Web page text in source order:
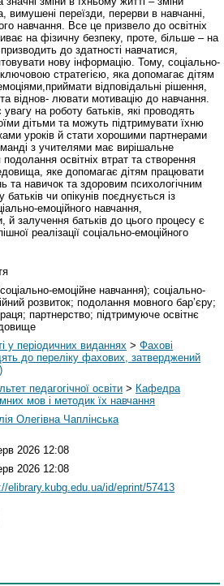
переїзди, перерви в навчанні,
навчання. Все це призвело до освітніх
на фізичну безпеку, проте, більше – на
до здатності навчатися,
нову інформацію. Тому, соціально-
стратегією, яка допомагає дітям
відповідальні рішення,
віднов- лювати мотивацію до навчання.
на роботу батьків, які проводять
дітьми та можуть підтримувати їхню
уроків й стати хорошими партнерами
з учителями має вирішальне
освітніх втрат та створення
яке допомагає дітям працювати
та навичок та здоровим психологічним
чи опікунів поєднується із
емоційного навчання,
й залучення батьків до цього процесу є
реалізації соціально-емоційного
емоційне навчання); соціально-
розвиток; подолання мовного бар’єру;
партнерство; підтримуюче освітнє
у періодичних виданнях > Фахові
до переліку фахових, затверджений
педагогічної освіти > Кафедра
мов і методик їх навчання
Олегівна Чаплінська
2026 12:08
2026 12:08
elibrary.kubg.edu.ua/id/eprint/57413